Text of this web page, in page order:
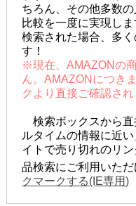
ちろん、その他多数
比較を一度に実現し
検索された場合、多
す！
※現在、AMAZONの
ん。AMAZONにつき
クより直接ご確認さ
検索ボックスから直
ルタイムの情報に近
イトで売り切れのリ
品検索にご利用いた
クマークする(IE専用)